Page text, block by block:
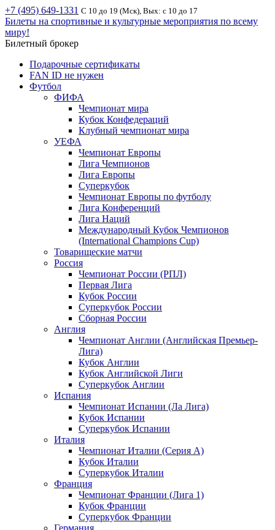
+7 (495) 649-1331 С 10 до 19 (Мск), Вых: с 10 до 17
Билеты на спортивные и культурные мероприятия по всему
миру!
Билетный брокер
Подарочные сертификаты
FAN ID не нужен
Футбол
ФИФА
Чемпионат мира
Кубок Конфедераций
Клубный чемпионат мира
УЕФА
Чемпионат Европы
Лига Чемпионов
Лига Европы
Суперкубок
Чемпионат Европы по футболу
Лига Конференций
Лига Наций
Международный Кубок Чемпионов
(International Champions Cup)
Товарищеские матчи
Россия
Чемпионат России (РПЛ)
Первая Лига
Кубок России
Суперкубок России
Сборная России
Англия
Чемпионат Англии (Английская Премьер-
Лига)
Кубок Англии
Кубок Английской Лиги
Суперкубок Англии
Испания
Чемпионат Испании (Ла Лига)
Кубок Испании
Суперкубок Испании
Италия
Чемпионат Италии (Серия А)
Кубок Италии
Суперкубок Италии
Франция
Чемпионат Франции (Лига 1)
Кубок Франции
Суперкубок Франции
Германия